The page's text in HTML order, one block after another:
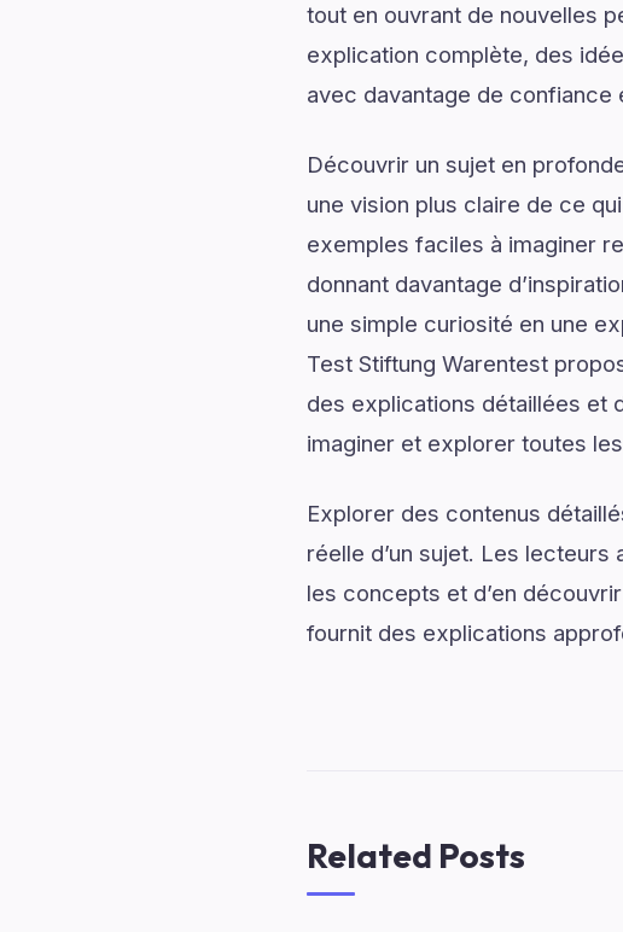
tout en ouvrant de nouvelles
explication complète, des
avec davantage de confiance
Découvrir un sujet en
une vision plus claire de ce
exemples faciles à imaginer
donnant davantage
une simple curiosité en une
Test Stiftung Warentest
des explications détaillées et
imaginer et explorer toutes
Explorer des contenus
réelle d’un sujet. Les
les concepts et d’en
fournit des explications
Related Posts